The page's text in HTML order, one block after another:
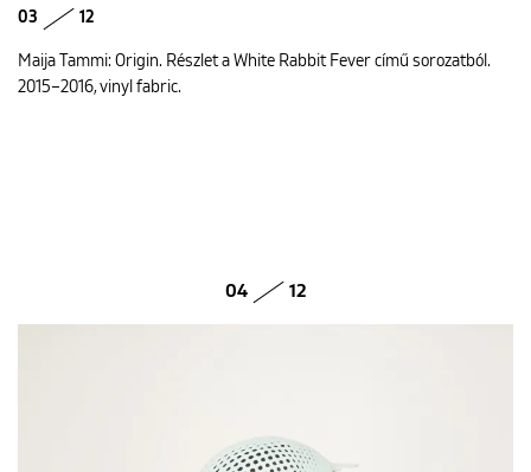
03 12
Maija Tammi: Origin. Részlet a White Rabbit Fever című sorozatból.
2015–2016, vinyl fabric.
04 12